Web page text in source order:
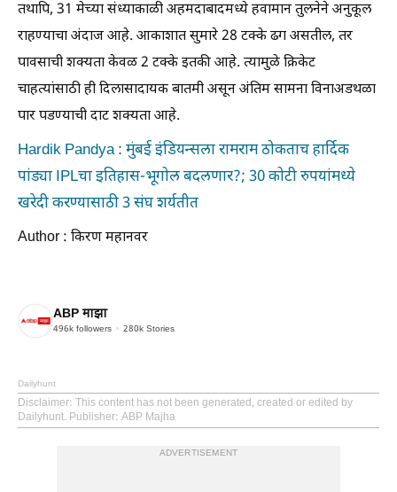
तथापि, 31 मेच्या संध्याकाळी अहमदाबादमध्ये हवामान तुलनेने अनुकूल
राहण्याचा अंदाज आहे. आकाशात सुमारे 28 टक्के ढग असतील, तर
पावसाची शक्यता केवळ 2 टक्के इतकी आहे. त्यामुळे क्रिकेट
चाहत्यांसाठी ही दिलासादायक बातमी असून अंतिम सामना विनाअडथळा
पार पडण्याची दाट शक्यता आहे.
Hardik Pandya : मुंबई इंडियन्सला रामराम ठोकताच हार्दिक
पांड्या IPLचा इतिहास-भूगोल बदलणार?; 30 कोटी रुपयांमध्ये
खरेदी करण्यासाठी 3 संघ शर्यतीत
Author : किरण महानवर
ABP माझा
496k followers 280k Stories
Dailyhunt
Disclaimer: This content has not been generated, created or edited by
Dailyhunt. Publisher: ABP Majha
ADVERTISEMENT